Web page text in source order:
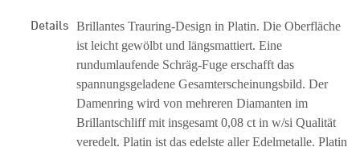
Details Brillantes Trauring-Design in Platin. Die Oberfläche
ist leicht gewölbt und längsmattiert. Eine
rundumlaufende Schräg-Fuge erschafft das
spannungsgeladene Gesamterscheinungsbild. Der
Damenring wird von mehreren Diamanten im
Brillantschliff mit insgesamt 0,08 ct in w/si Qualität
veredelt. Platin ist das edelste aller Edelmetalle. Platin